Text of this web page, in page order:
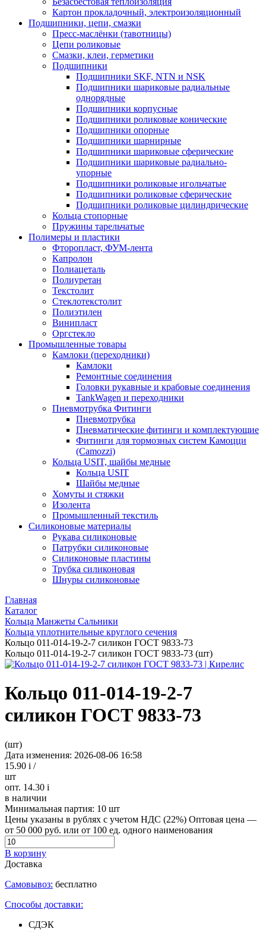
Картон прокладочный, электроизоляционный
Подшипники, цепи, смазки
Пресс-маслёнки (тавотницы)
Цепи роликовые
Смазки, клеи, герметики
Подшипники
Подшипники SKF, NTN и NSK
Подшипники шариковые радиальные
однорядные
Подшипники корпусные
Подшипники роликовые конические
Подшипники опорные
Подшипники шарнирные
Подшипники шариковые сферические
Подшипники шариковые радиально-
упорные
Подшипники роликовые игольчатые
Подшипники роликовые сферические
Подшипники роликовые цилиндрические
Кольца стопорные
Пружины тарельчатые
Полимеры и пластики
Фторопласт, ФУМ-лента
Капролон
Полиацеталь
Полиуретан
Текстолит
Стеклотекстолит
Полиэтилен
Винипласт
Оргстекло
Промышленные товары
Камлоки (переходники)
Камлоки
Ремонтные соединения
Головки рукавные и крабовые соединения
TankWagen и переходники
Пневмотрубка Фитинги
Пневмотрубка
Пневматические фитинги и комплектующие
Фитинги для тормозных систем Камоцци
(Camozzi)
Кольца USIT, шайбы медные
Кольца USIT
Шайбы медные
Хомуты и стяжки
Изолента
Промышленный текстиль
Силиконовые материалы
Рукава силиконовые
Патрубки силиконовые
Силиконовые пластины
Трубка силиконовая
Шнуры силиконовые
Главная
Каталог
Кольца Манжеты Сальники
Кольца уплотнительные круглого сечения
Кольцо 011-014-19-2-7 силикон ГОСТ 9833-73
Кольцо 011-014-19-2-7 силикон ГОСТ 9833-73 (шт)
Кольцо 011-014-19-2-7
силикон ГОСТ 9833-73
(шт)
Дата изменения: 2026-08-06 16:58
15.90 i /
шт
опт. 14.30 i
в наличии
Минимальная партия: 10 шт
Цены указаны в рублях с учетом НДС (22%) Оптовая цена —
от 50 000 руб. или от 100 ед. одного наименования
В корзину
Доставка
Самовывоз: бесплатно
Способы доставки:
СДЭК